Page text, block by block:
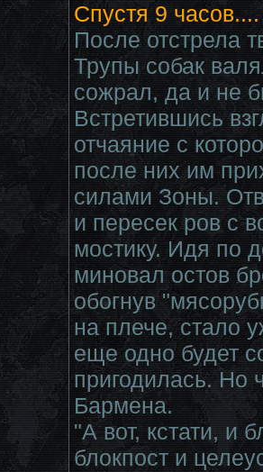
Спустя 9 часов....
После отстрела
Трупы собак
сожрал, да и не
Встретившись
отчаяние с
после них им
силами Зоны.
и пересек ров с
мостику. Идя по
миновал остов
обогнув
на плече, стало
еще одно будет
пригодилась. Но
Бармена.
"А вот, кстати, и
блокпост и